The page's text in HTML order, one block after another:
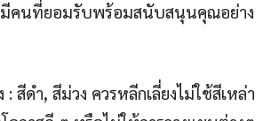
มีคนที่ยอมรับพร้อมสนับสนุนคุณอย่าง
: สีดำ, สีม่วง ควรหลีกเลี่ยงไม่ใช้สีเหล่า